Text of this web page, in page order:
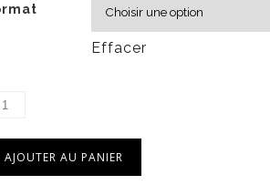
Effacer
AJOUTER AU PANIER